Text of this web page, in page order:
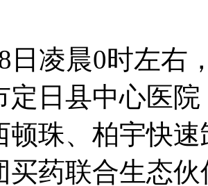
晨0时左右，
定日县中心医
顿珠、柏宇快
买药联合生态